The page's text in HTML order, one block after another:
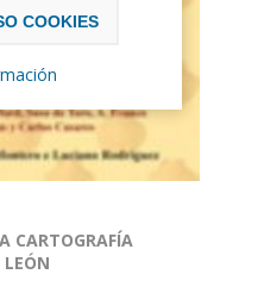
CARTOGRAFÍA
COOKIES